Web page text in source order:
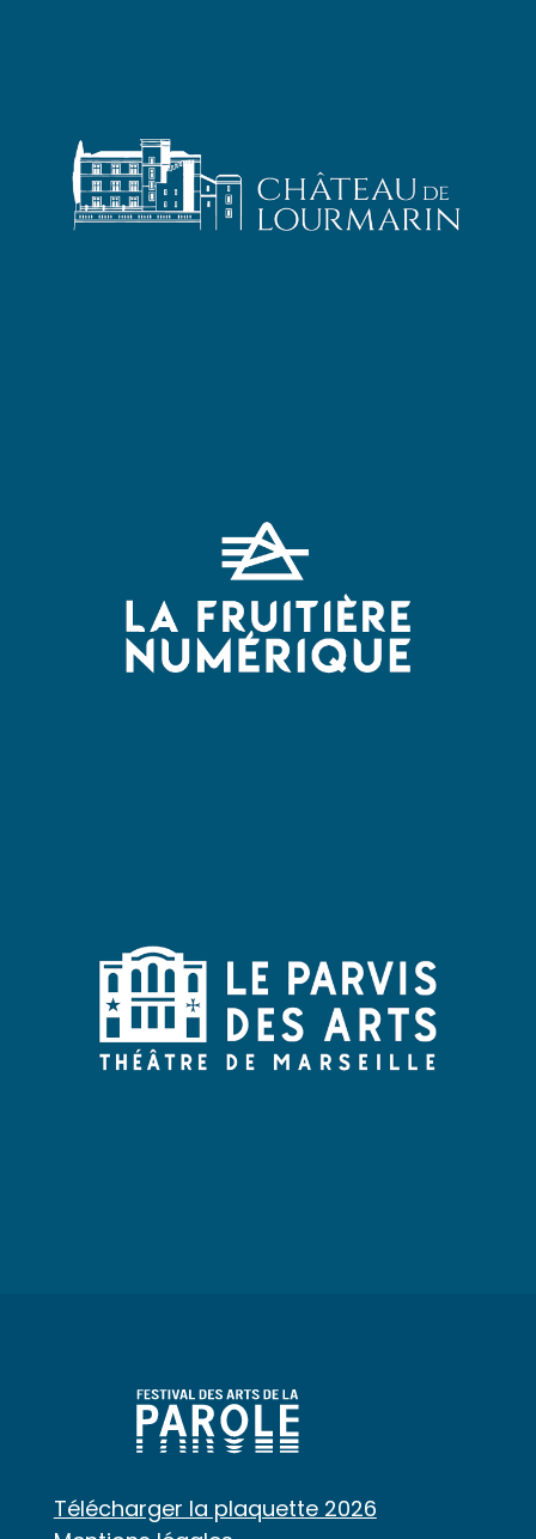
Télécharger la plaquette 2026